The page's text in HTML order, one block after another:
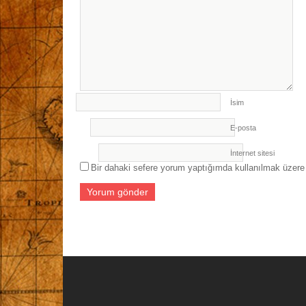
İsim
E-posta
İnternet sitesi
Bir dahaki sefere yorum yaptığımda kullanılmak